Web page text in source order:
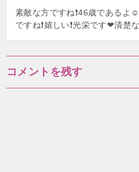
ョ素敵な方ですね❗46歳である
ですね❗嬉しい❗光栄です❤清楚
コメントを残す